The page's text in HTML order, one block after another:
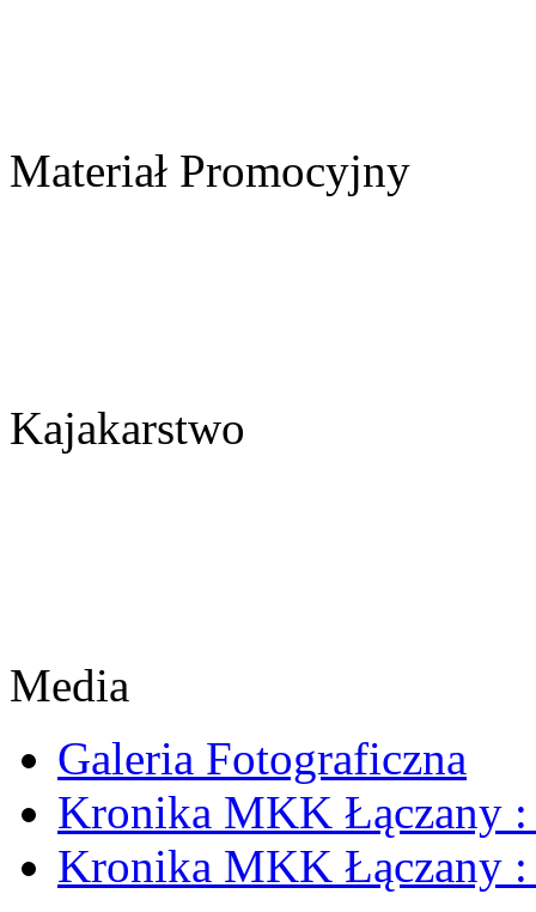
Materiał Promocyjny
Kajakarstwo
Media
Galeria Fotograficzna
Kronika MKK Łączany :
Kronika MKK Łączany :